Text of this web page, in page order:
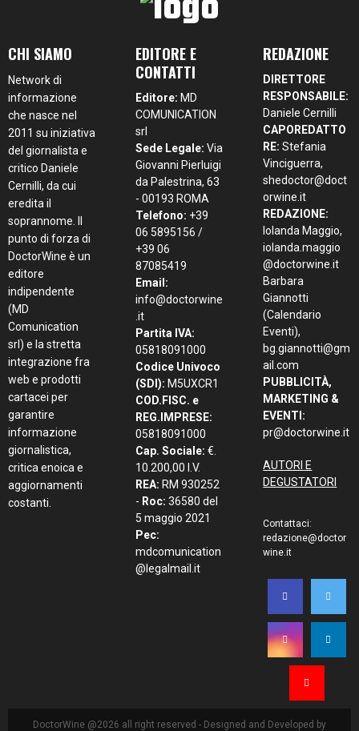
CHI SIAMO
Network di
informazione
che nasce nel
2011 su iniziativa
del giornalista e
critico Daniele
Cernilli, da cui
eredita il
soprannome. Il
punto di forza di
DoctorWine è un
editore
indipendente
(MD
Comunication
srl) e la stretta
integrazione fra
web e prodotti
cartacei per
garantire
informazione
giornalistica,
critica enoica e
aggiornamenti
costanti.
EDITORE E
CONTATTI
Editore: MD
COMUNICATION
srl
Sede Legale: Via
Giovanni Pierluigi
da Palestrina, 63
- 00193 ROMA
Telefono: +39
06 5895156 /
+39 06
87085419
Email:
info@doctorwine
.it
Partita IVA:
05818091000
Codice Univoco
(SDI): M5UXCR1
COD.FISC. e
REG.IMPRESE:
05818091000
Cap. Sociale: €.
10.200,00 I.V.
REA: RM 930252
- Roc: 36580 del
5 maggio 2021
Pec:
mdcomunication
@legalmail.it
REDAZIONE
DIRETTORE
RESPONSABILE:
Daniele Cernilli
CAPOREDATTO
RE: Stefania
Vinciguerra,
shedoctor@doct
orwine.it
REDAZIONE:
Iolanda Maggio,
iolanda.maggio
@doctorwine.it
Barbara
Giannotti
(Calendario
Eventi),
bg.giannotti@gm
ail.com
PUBBLICITÀ,
MARKETING &
EVENTI:
pr@doctorwine.it
AUTORI E
DEGUSTATORI
Contattaci:
redazione@doctor
wine.it
DoctorWine @2026 all right reserved - Designed and Developed by